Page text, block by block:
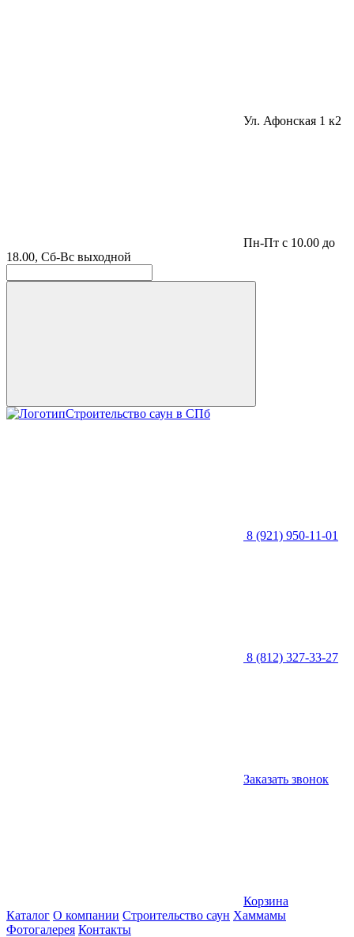
Ул. Афонская 1 к2
Пн-Пт с 10.00 до
18.00, Сб-Вс выходной
Строительство саун в СПб
8 (921) 950-11-01
8 (812) 327-33-27
Заказать звонок
Корзина
Каталог О компании Строительство саун Хаммамы
Фотогалерея Контакты